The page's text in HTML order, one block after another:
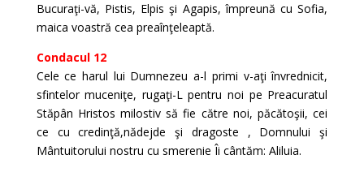
Bucuraţi-vă, Pistis, Elpis şi Agapis, împreună cu Sofia,
maica voastră cea preaînţeleaptă.
Condacul 12
Cele ce harul lui Dumnezeu a-l primi v-aţi învrednicit,
sfintelor muceniţe, rugaţi-L pentru noi pe Preacuratul
Stăpân Hristos milostiv să fie către noi, păcătoşii, cei
ce cu credinţă,nădejde şi dragoste , Domnului şi
Mântuitorului nostru cu smerenie Îi cântăm: Aliluia.